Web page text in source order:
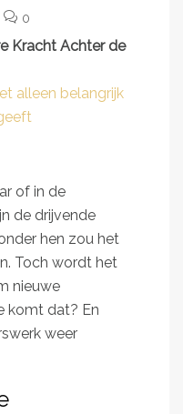
0
Kracht Achter de
alleen belangrijk
of in de
de drijvende
hen zou het
Toch wordt het
nieuwe
komt dat? En
weer